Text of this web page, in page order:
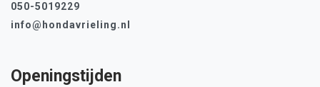
050-5019229
info@hondavrieling.nl
Openingstijden